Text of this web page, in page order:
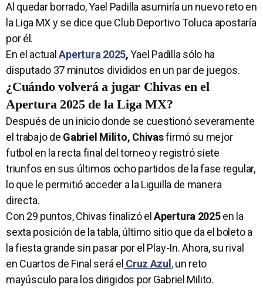
Al quedar borrado, Yael Padilla asumiría un nuevo reto en
la Liga MX y se dice que Club Deportivo Toluca apostaría
por él.
En el actualApertura 2025,Yael Padilla sólo ha
disputado 37 minutos divididos en un par de juegos.
¿Cuándo volverá a jugar Chivas en el
Apertura 2025 de la Liga MX?
Después de un inicio donde se cuestionó severamente
el trabajo de Gabriel Milito, Chivasfirmó su mejor
futbol en la recta final del torneo y registró siete
triunfos en sus últimos ocho partidos de la fase regular,
lo que le permitió acceder a la Liguilla de manera
directa.
Con 29 puntos, Chivas finalizó el Apertura 2025en la
sexta posición de la tabla, último sitio que da el boleto a
la fiesta grande sin pasar por el Play-In. Ahora, su rival
en Cuartos de Final será el Cruz Azul ,un reto
mayúsculo para los dirigidos por Gabriel Milito.